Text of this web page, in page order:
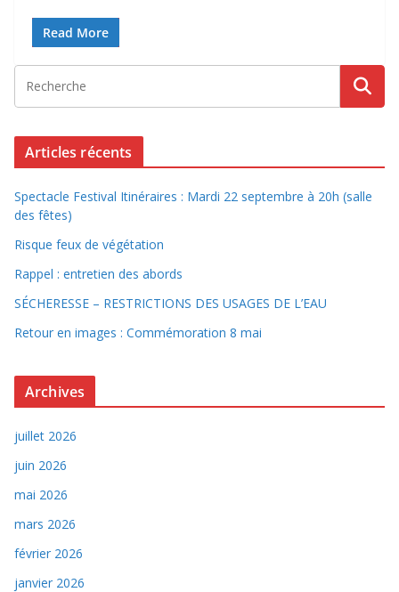
Read More
Articles récents
Spectacle Festival Itinéraires : Mardi 22 septembre à 20h (salle
des fêtes)
Risque feux de végétation
Rappel : entretien des abords
SÉCHERESSE – RESTRICTIONS DES USAGES DE L’EAU
Retour en images : Commémoration 8 mai
Archives
juillet 2026
juin 2026
mai 2026
mars 2026
février 2026
janvier 2026